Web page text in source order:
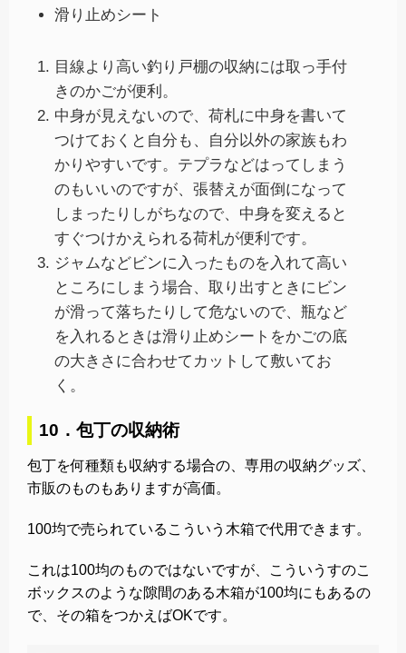
滑り止めシート
目線より高い釣り戸棚の収納には取っ手付
きのかごが便利。
中身が見えないので、荷札に中身を書いて
つけておくと自分も、自分以外の家族もわ
かりやすいです。テプラなどはってしまう
のもいいのですが、張替えが面倒になって
しまったりしがちなので、中身を変えると
すぐつけかえられる荷札が便利です。
ジャムなどビンに入ったものを入れて高い
ところにしまう場合、取り出すときにビン
が滑って落ちたりして危ないので、瓶など
を入れるときは滑り止めシートをかごの底
の大きさに合わせてカットして敷いてお
く。
10．包丁の収納術
包丁を何種類も収納する場合の、専用の収納グッズ、
市販のものもありますが高価。
100均で売られているこういう木箱で代用できます。
これは100均のものではないですが、こういうすのこ
ボックスのような隙間のある木箱が100均にもあるの
で、その箱をつかえばOKです。